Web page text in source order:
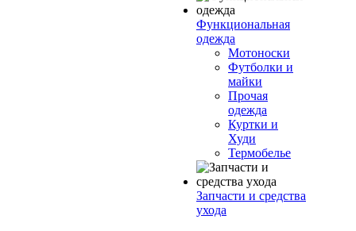
Функциональная
одежда
Мотоноски
Футболки и
майки
Прочая
одежда
Куртки и
Худи
Термобелье
Запчасти и средства
ухода